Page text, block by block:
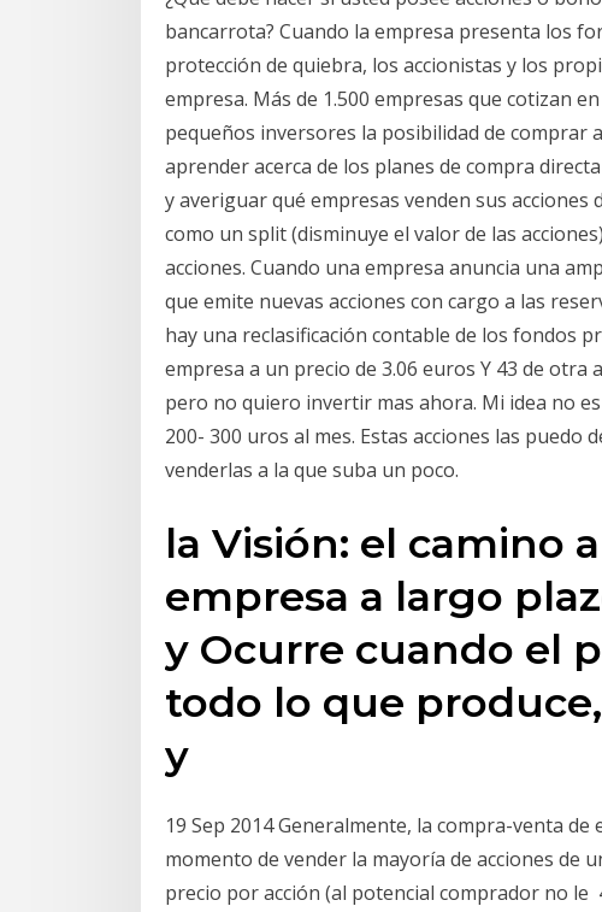
bancarrota? Cuando la empresa presenta los
protección de quiebra, los accionistas y los
empresa. Más de 1.500 empresas que cotizan
pequeños inversores la posibilidad de comprar
aprender acerca de los planes de compra
y averiguar qué empresas venden sus
como un split (disminuye el valor de las
acciones. Cuando una empresa anuncia una
que emite nuevas acciones con cargo a las
hay una reclasificación contable de los fondos
empresa a un precio de 3.06 euros Y 43 de otra
pero no quiero invertir mas ahora. Mi idea no
200- 300 uros al mes. Estas acciones las puedo
venderlas a la que suba un poco.
la Visión: el camino
empresa a largo
y Ocurre cuando el
todo lo que
y
19 Sep 2014 Generalmente, la compra-venta
momento de vender la mayoría de acciones de
precio por acción (al potencial comprador no le